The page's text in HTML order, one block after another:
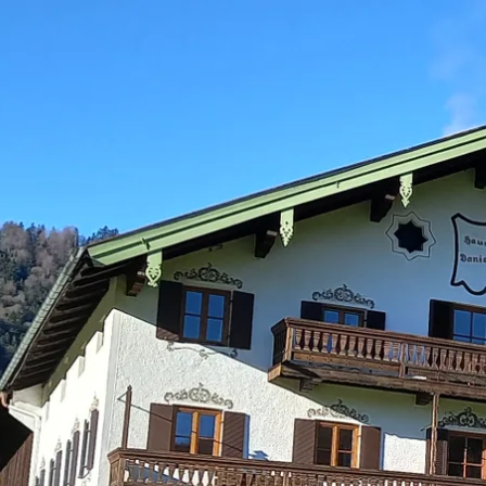
Wandern & Gipfelglück
Radfahren &
Mountainbiken
Chiemsee &
Aktivitäten für die Familie
Winter
Golfen
&
Orte